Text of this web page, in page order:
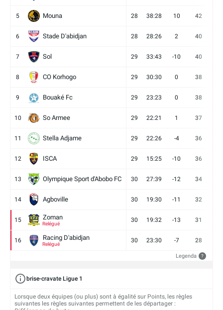
5 Mouna 28 38:28 10 42
6 Stade D'abidjan 28 28:26 2 40
7 Sol 29 33:43 -10 40
8 CO Korhogo 29 30:30 0 38
9 Bouaké Fc 29 23:23 0 38
10 So Armee 29 22:21 1 37
11 Stella Adjame 29 22:26 -4 36
12 ISCA 29 15:25 -10 36
13 Olympique Sport d'Abobo FC 30 27:39 -12 34
14 Agboville 30 19:30 -11 32
15 Zoman
Relégué
30 19:32 -13 31
16 Racing D'abidjan
Relégué
30 23:30 -7 28
Legenda ?
brise-cravate Ligue 1
Lorsque deux équipes (ou plus) sont à égalité sur Points, les règles
suivantes les règles suivantes permettent de les départager :